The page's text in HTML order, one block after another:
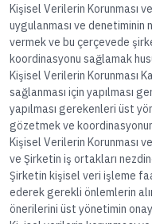
Kişisel Verilerin Korunması
uygulanması ve
vermek ve bu çerçevede
koordinasyonu sağlamak
Kişisel Verilerin Korunması
sağlanması için yapılması
yapılması gerekenleri üst
gözetmek ve
Kişisel Verilerin Korunması
ve Şirketin iş ortakları
Şirketin kişisel veri işleme
ederek gerekli önlemlerin
önerilerini üst yönetimin